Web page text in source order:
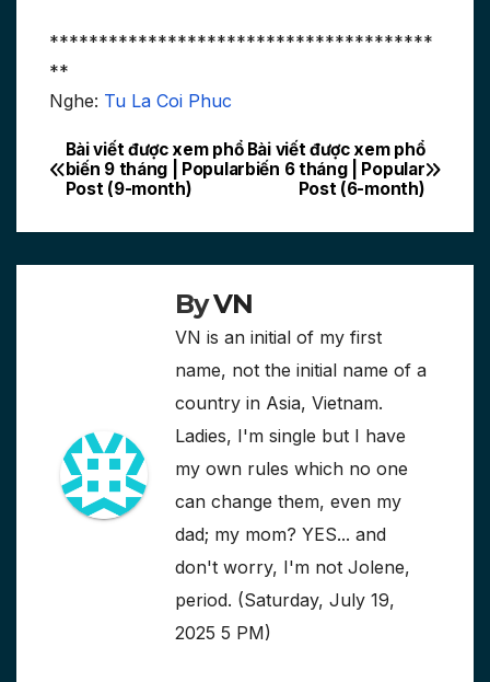
***************************************
**
Nghe: Tu La Coi Phuc
Post
navigation
Bài viết được xem phổ
biến 6 tháng | Popular
Post (6-month)
Bài viết được xem phổ
biến 9 tháng | Popular
Post (9-month)
ByVN
VN is an initial of my first
name, not the initial name of a
country in Asia, Vietnam.
Ladies, I'm single but I have
my own rules which no one
can change them, even my
dad; my mom? YES... and
don't worry, I'm not Jolene,
period. (Saturday, July 19,
2025 5 PM)